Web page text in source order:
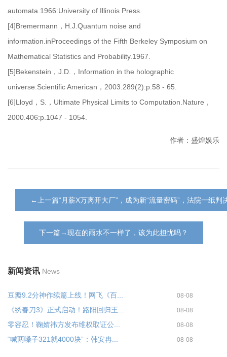
automata.1966:University of Illinois Press.
[4]Bremermann，H.J.Quantum noise and
information.inProceedings of the Fifth Berkeley Symposium on
Mathematical Statistics and Probability.1967.
[5]Bekenstein，J.D.，Information in the holographic
universe.Scientific American，2003.289(2):p.58 - 65.
[6]Lloyd，S.，Ultimate Physical Limits to Computation.Nature，
2000.406:p.1047 - 1054.
作者：盛煌娱乐
←上一篇“月薪X万离开大厂”，成为新“流量密码”，法院一纸判
下一篇→现在的雨水不一样了，该为此担忧吗？
新闻资讯 News
豆瓣9.2分神作续篇上线！网飞《百... 08-08
《绣春刀3》正式启动！路阳回归王... 08-08
零容忍！鞠婧祎方发布维权取证公... 08-08
“喊两嗓子321就4000块”：韩安冉... 08-08